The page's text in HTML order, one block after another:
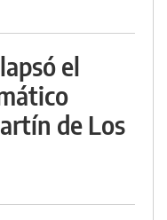
el
de Los